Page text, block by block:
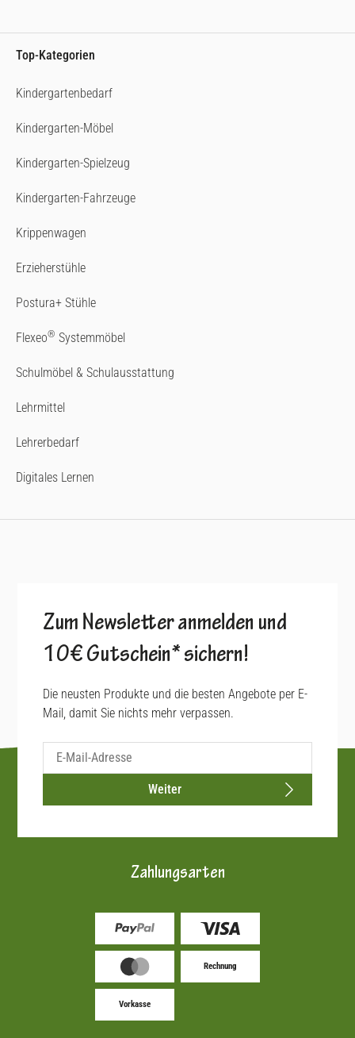
Top-Kategorien
Kindergartenbedarf
Kindergarten-Möbel
Kindergarten-Spielzeug
Kindergarten-Fahrzeuge
Krippenwagen
Erzieherstühle
Postura+ Stühle
Flexeo® Systemmöbel
Schulmöbel & Schulausstattung
Lehrmittel
Lehrerbedarf
Digitales Lernen
Zum Newsletter anmelden und
10€ Gutschein* sichern!
Die neusten Produkte und die besten Angebote per E-
Mail, damit Sie nichts mehr verpassen.
Weiter
Zahlungsarten
Rechnung
Vorkasse